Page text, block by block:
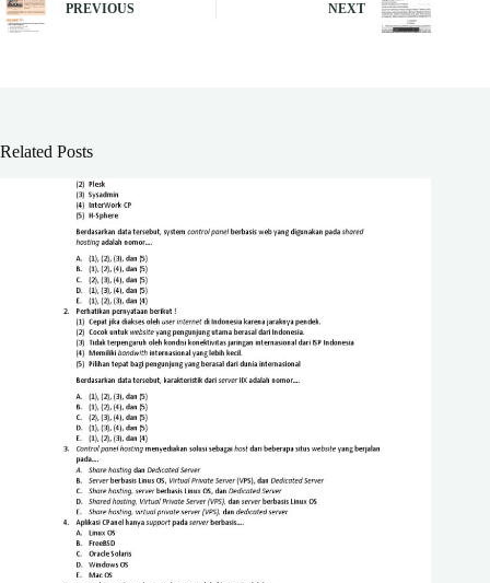
PREVIOUS NEXT
Related Posts